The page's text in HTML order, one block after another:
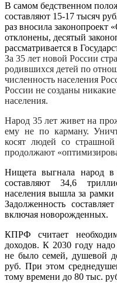
В самом бедственном
составляют 15-17 тысяч
раз вносила
отклонены, десятый
рассматривается в
За 35 лет новой России
родившихся детей по
численность населения
России не созданы
населения.
Народ 35 лет живет на
ему не по карману.
косят людей со
продолжают
Нищета выгнала народ
составляют 34,6
населения вышла за рамки
Задолженность
включая новорожденных.
КПРФ считает
доходов. К 2030 году
не было семей, душевой
руб. При этом
тому времени до 80 тыс.